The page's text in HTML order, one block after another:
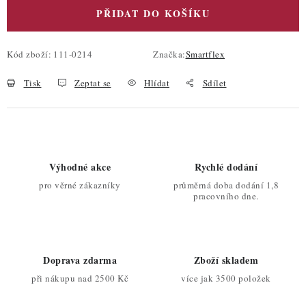
PŘIDAT DO KOŠÍKU
Kód zboží: 111-0214 Značka:Smartflex
Tisk Zeptat se Hlídat Sdílet
Výhodné akce
pro věrné zákazníky
Rychlé dodání
průměrná doba dodání 1,8
pracovního dne.
Doprava zdarma
při nákupu nad 2500 Kč
Zboží skladem
více jak 3500 položek